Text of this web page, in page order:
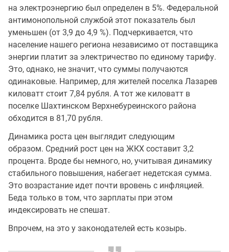
на электроэнергию был определен в 5%. Федеральной
антимонопольной службой этот показатель был
уменьшен (от 3,9 до 4,9 %). Подчеркивается, что
население нашего региона независимо от поставщика
энергии платит за электричество по единому тарифу.
Это, однако, не значит, что суммы получаются
одинаковые. Например, для жителей поселка Лазарев
киловатт стоит 7,84 рубля. А тот же киловатт в
поселке Шахтинском Верхнебуреинского района
обходится в 81,70 рубля.
Динамика роста цен выглядит следующим
образом. Средний рост цен на ЖКХ составит 3,2
процента. Вроде бы немного, но, учитывая динамику
стабильного повышения, набегает недетская сумма.
Это возрастание идет почти вровень с инфляцией.
Беда только в том, что зарплаты при этом
индексировать не спешат.
Впрочем, на это у законодателей есть козырь.